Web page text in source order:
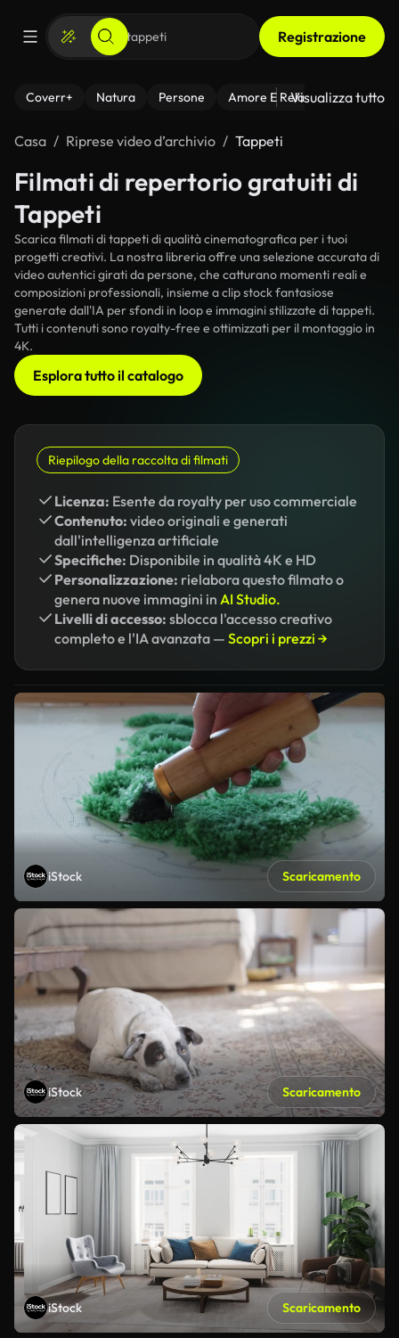
Registrazione
Coverr+ Natura Persone Amore E Relazioni Il
Visualizza tutto
Casa Riprese video d’archivio Tappeti
Filmati di repertorio gratuiti di
Tappeti
Scarica filmati di tappeti di qualità cinematografica per i tuoi
progetti creativi. La nostra libreria offre una selezione accurata di
video autentici girati da persone, che catturano momenti reali e
composizioni professionali, insieme a clip stock fantasiose
generate dall'IA per sfondi in loop e immagini stilizzate di tappeti.
Tutti i contenuti sono royalty-free e ottimizzati per il montaggio in
4K.
Esplora tutto il catalogo
Riepilogo della raccolta di filmati
Licenza: Esente da royalty per uso commerciale
Contenuto: video originali e generati
dall'intelligenza artificiale
Specifiche: Disponibile in qualità 4K e HD
Personalizzazione: rielabora questo filmato o
genera nuove immagini in AI Studio.
Livelli di accesso: sblocca l'accesso creativo
completo e l'IA avanzata — Scopri i prezzi →
iStock Scaricamento
iStock Scaricamento
iStock Scaricamento